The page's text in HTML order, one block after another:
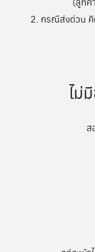
2. กรณีส่งด่วน คิ
ไม่
ส